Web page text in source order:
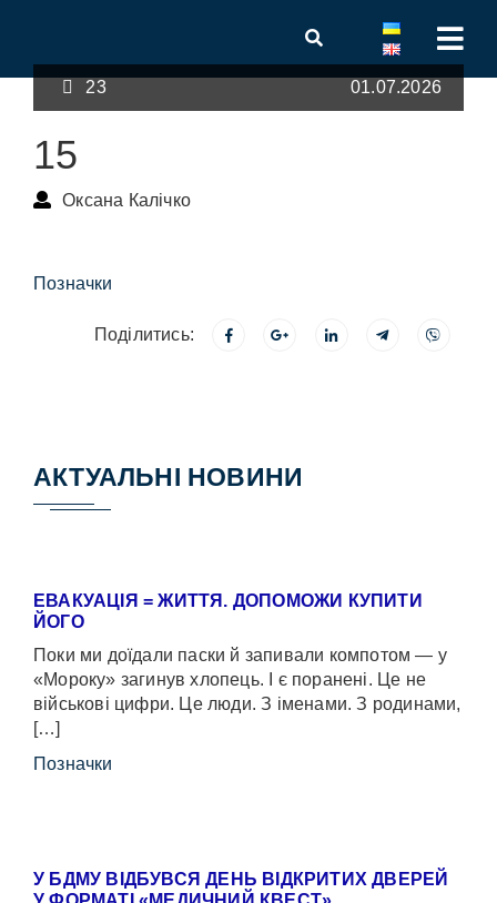
23 01.07.2026
15
Оксана Калічко
Позначки
Поділитись:
АКТУАЛЬНІ НОВИНИ
ЕВАКУАЦІЯ = ЖИТТЯ. ДОПОМОЖИ КУПИТИ
ЙОГО
Поки ми доїдали паски й запивали компотом — у
«Мороку» загинув хлопець. І є поранені. Це не
військові цифри. Це люди. З іменами. З родинами,
[…]
Позначки
У БДМУ ВІДБУВСЯ ДЕНЬ ВІДКРИТИХ ДВЕРЕЙ